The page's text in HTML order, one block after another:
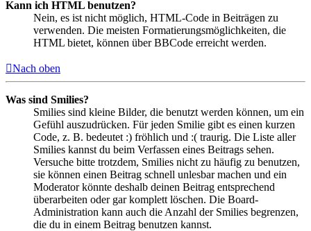
Kann ich HTML benutzen?
Nein, es ist nicht möglich, HTML-Code in Beiträgen zu
verwenden. Die meisten Formatierungsmöglichkeiten, die
HTML bietet, können über BBCode erreicht werden.
Nach oben
Was sind Smilies?
Smilies sind kleine Bilder, die benutzt werden können, um ein
Gefühl auszudrücken. Für jeden Smilie gibt es einen kurzen
Code, z. B. bedeutet :) fröhlich und :( traurig. Die Liste aller
Smilies kannst du beim Verfassen eines Beitrags sehen.
Versuche bitte trotzdem, Smilies nicht zu häufig zu benutzen,
sie können einen Beitrag schnell unlesbar machen und ein
Moderator könnte deshalb deinen Beitrag entsprechend
überarbeiten oder gar komplett löschen. Die Board-
Administration kann auch die Anzahl der Smilies begrenzen,
die du in einem Beitrag benutzen kannst.